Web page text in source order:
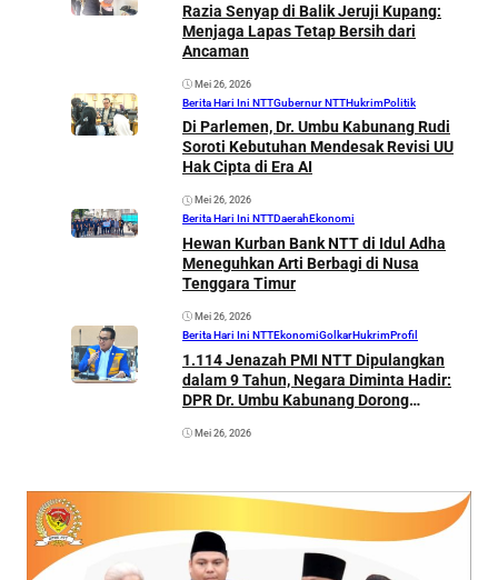
Razia Senyap di Balik Jeruji Kupang:
Menjaga Lapas Tetap Bersih dari
Ancaman
Mei 26, 2026
Berita Hari Ini NTTGubernur NTTHukrimPolitik
Di Parlemen, Dr. Umbu Kabunang Rudi
Soroti Kebutuhan Mendesak Revisi UU
Hak Cipta di Era AI
Mei 26, 2026
Berita Hari Ini NTTDaerah Ekonomi
Hewan Kurban Bank NTT di Idul Adha
Meneguhkan Arti Berbagi di Nusa
Tenggara Timur
Mei 26, 2026
Berita Hari Ini NTTEkonomiGolkarHukrimProfil
1.114 Jenazah PMI NTT Dipulangkan
dalam 9 Tahun, Negara Diminta Hadir:
DPR Dr. Umbu Kabunang Dorong
Malaysia
Mei 26, 2026